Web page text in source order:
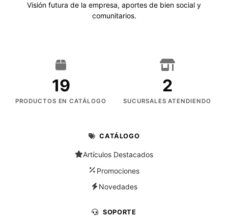
Visión futura de la empresa, aportes de bien social y
comunitarios.
19
PRODUCTOS EN CATÁLOGO
2
SUCURSALES ATENDIENDO
CATÁLOGO
Artículos Destacados
Promociones
Novedades
SOPORTE